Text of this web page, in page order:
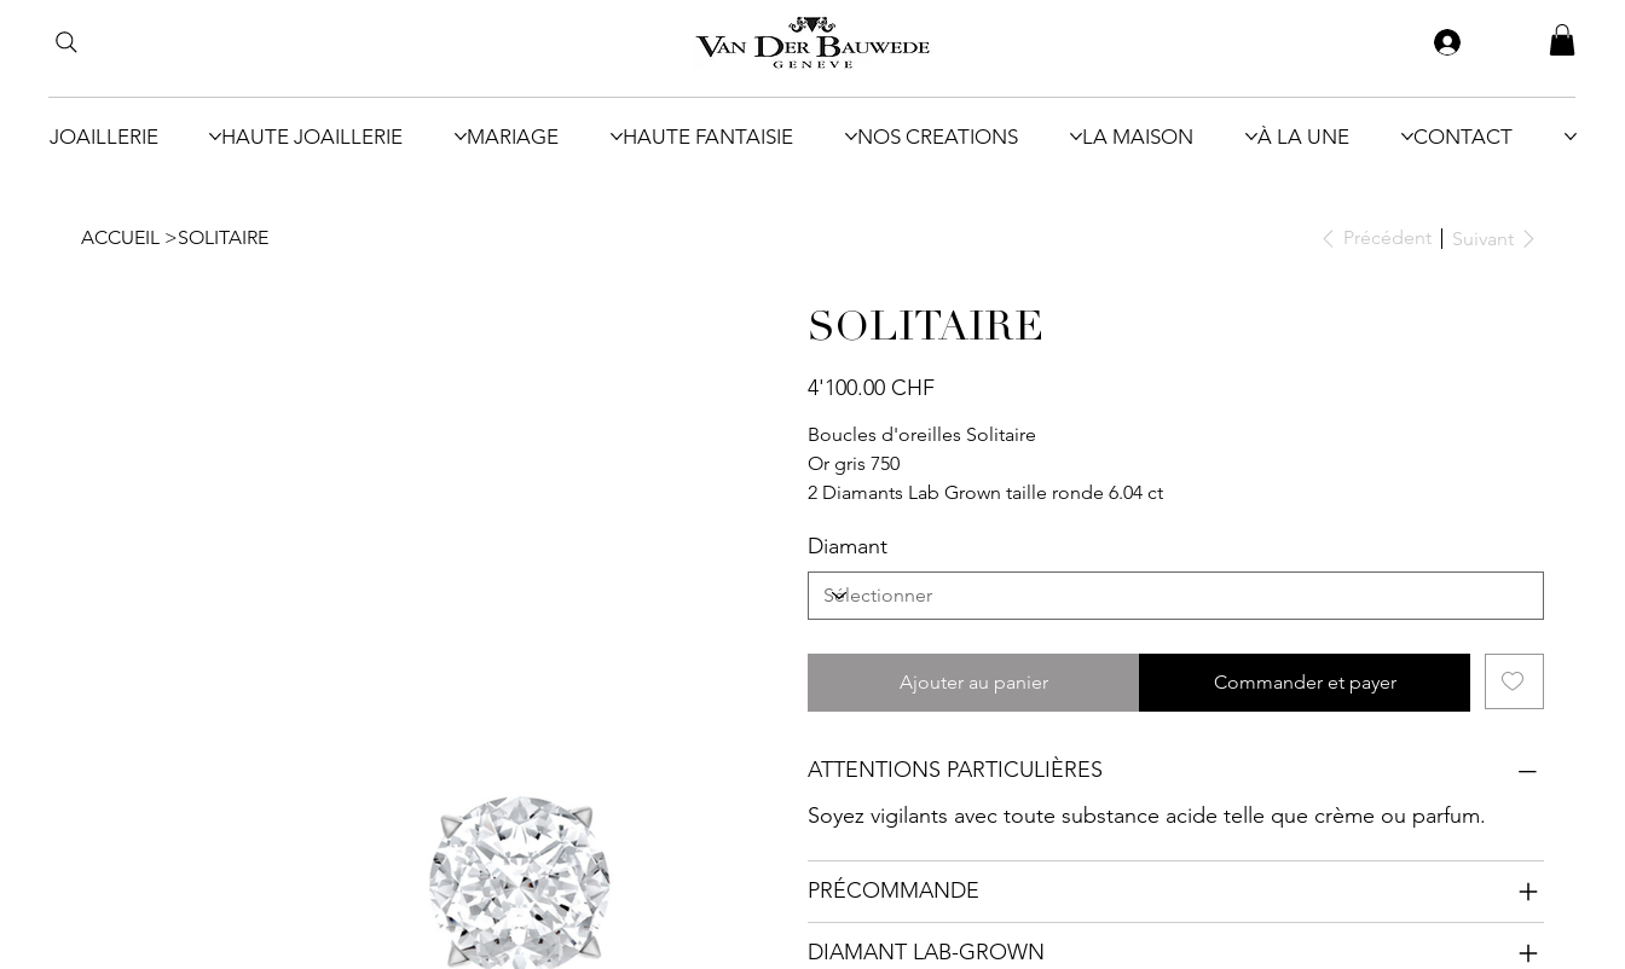
JOAILLERIE HAUTE JOAILLERIE MARIAGE HAUTE FANTAISIE NOS CREATIONS LA MAISON À LA UNE CONTACT
ACCUEIL >SOLITAIRE Précédent Suivant
SOLITAIRE
Prix
4'100.00 CHF
Boucles d'oreilles Solitaire
Or gris 750
2 Diamants Lab Grown taille ronde 6.04 ct
Diamant
Ajouter au panier Commander et payer
ATTENTIONS PARTICULIÈRES
Soyez vigilants avec toute substance acide telle que crème ou parfum.
PRÉCOMMANDE
DIAMANT LAB-GROWN